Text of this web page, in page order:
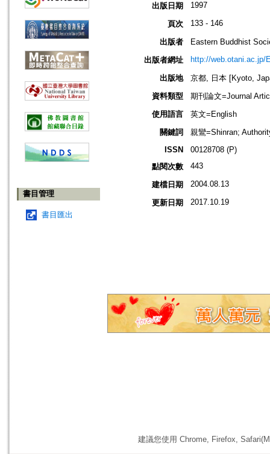
書目管理
書目匯出
出版日期 1997
頁次 133 - 146
出版者
Eastern Buddhist
出版者網址
http://web.otani.ac.jp/
出版地
京都, 日本 [Kyoto,
資料類型
期刊論文=Journal
使用語言
英文=English
關鍵詞
親鸞=Shinran;
ISSN
00128708 (P)
點閱次數
443
建檔日期 2004.08.13
更新日期 2017.10.19
建議您使用 Chrome, Firefox,